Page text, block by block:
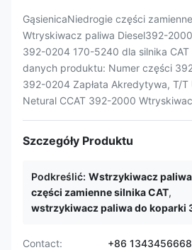
GąsienicaNiedrogie części
Wtryskiwacz paliwa Diesel392-
392-0204 170-5240 dla silnika CAT
danych produktu: Numer części
392-0204 Zapłata Akredytywa, T/T
Netural CCAT 392-2000
Szczegóły Produktu
Podkreślić: Wstrzykiwacz
części zamienne silnika CAT,
wstrzykiwacz paliwa do koparki
Contact:
+86